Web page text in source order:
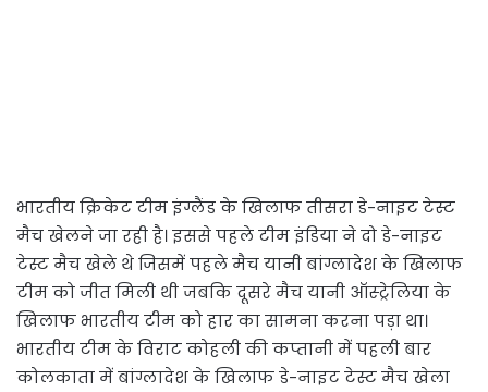
भारतीय क्रिकेट टीम इंग्लैंड के खिलाफ तीसरा डे-नाइट टेस्ट
मैच खेलने जा रही है। इससे पहले टीम इंडिया ने दो डे-नाइट
टेस्ट मैच खेले थे जिसमें पहले मैच यानी बांग्लादेश के खिलाफ
टीम को जीत मिली थी जबकि दूसरे मैच यानी ऑस्ट्रेलिया के
खिलाफ भारतीय टीम को हार का सामना करना पड़ा था।
भारतीय टीम के विराट कोहली की कप्तानी में पहली बार
कोलकाता में बांग्लादेश के खिलाफ डे-नाइट टेस्ट मैच खेला